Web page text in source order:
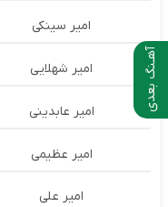
آهـنگ بعدی
امیر سینکی
امیر شهلایی
امیر عابدینی
امیر عظیمی
امیر علی